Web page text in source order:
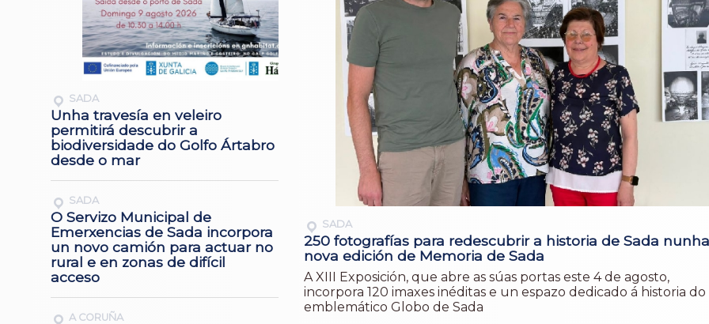
SADA
Unha travesía en veleiro
permitirá descubrir a
biodiversidade do Golfo Ártabro
desde o mar
SADA
O Servizo Municipal de
Emerxencias de Sada incorpora
un novo camión para actuar no
rural e en zonas de difícil
acceso
A CORUÑA
SADA
250 fotografías para redescubrir a historia de Sada nunha
nova edición de Memoria de Sada
A XIII Exposición, que abre as súas portas este 4 de agosto,
incorpora 120 imaxes inéditas e un espazo dedicado á historia do
emblemático Globo de Sada